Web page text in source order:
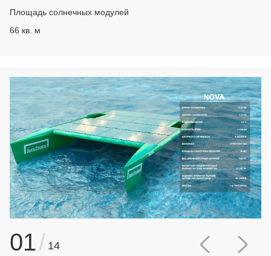
Площадь солнечных модулей
66 кв. м
01/ 14